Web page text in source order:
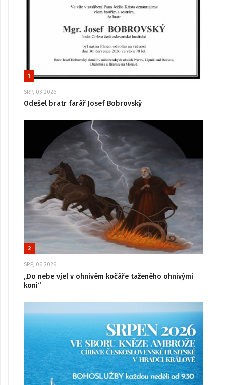
1
SRP, 03 2026
Odešel bratr farář Josef Bobrovský
2
SRP, 06 2026
„Do nebe vjel v ohnivém kočáře taženého ohnivými
koni“